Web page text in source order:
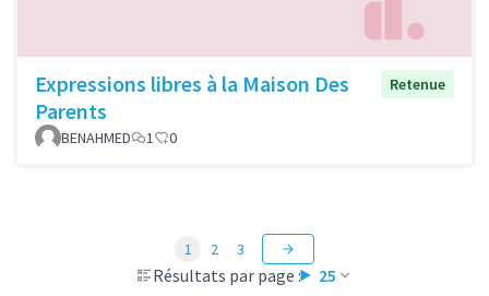
Expressions libres à la Maison Des
Parents
Retenue
BENAHMED 1 0
Résultats par page : 25
1 2 3